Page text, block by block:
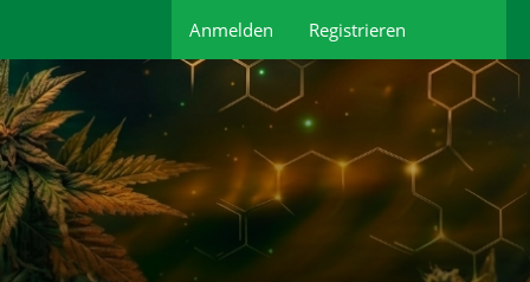
Anmelden Registrieren